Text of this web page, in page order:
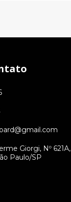
Giorgi, Nº 621A,
Paulo/SP